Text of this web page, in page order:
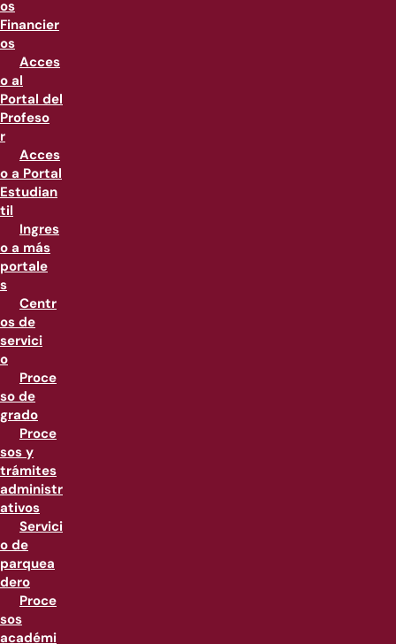
os
Financier
os
Acces
o al
Portal del
Profeso
r
Acces
o a Portal
Estudian
til
Ingres
o a más
portale
s
Centr
os de
servici
o
Proce
so de
grado
Proce
sos y
trámites
administr
ativos
Servici
o de
parquea
dero
Proce
sos
académi